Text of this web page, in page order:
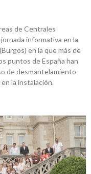
de Centrales
informativa en la
en la que más de
puntos de España han
de desmantelamiento
la instalación.